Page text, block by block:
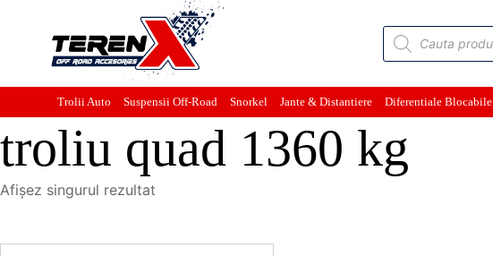
Products
search
Trolii Auto Suspensii Off-Road Snorkel Jante & Distantiere Diferentiale Blocabile
troliu quad 1360 kg
Afișez singurul rezultat